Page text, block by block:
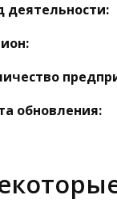
деятельности:
обновления: